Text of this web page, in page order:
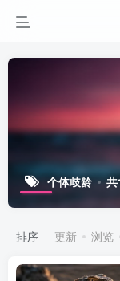
个体歧龄
排序 更新 浏览